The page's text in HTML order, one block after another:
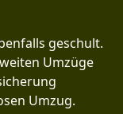
geschult.
Umzüge
Umzug.